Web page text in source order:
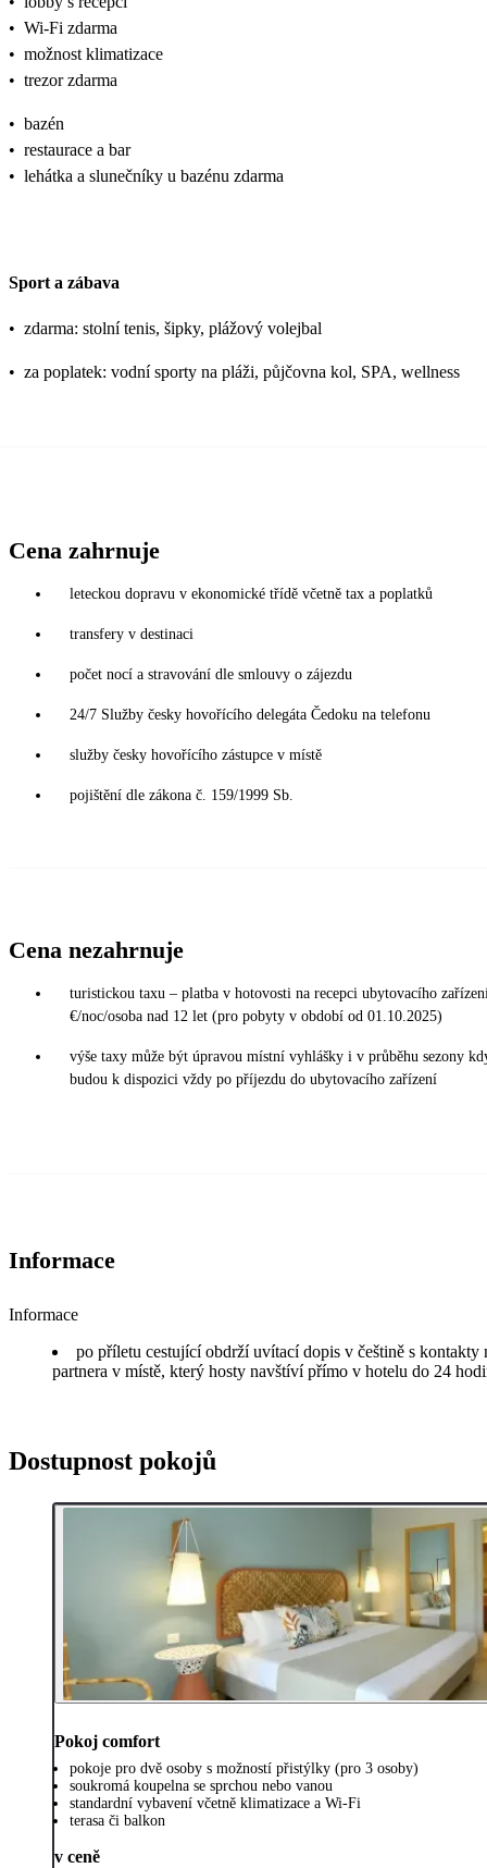
• Wi-Fi zdarma
• možnost klimatizace
• trezor zdarma
• bazén
• restaurace a bar
• lehátka a slunečníky u bazénu zdarma
Sport a zábava
• zdarma: stolní tenis, šipky, plážový volejbal
• za poplatek: vodní sporty na pláži, půjčovna kol, SPA, wellness
Cena zahrnuje
leteckou dopravu v ekonomické třídě včetně tax a poplatků
transfery v destinaci
počet nocí a stravování dle smlouvy o zájezdu
24/7 Služby česky hovořícího delegáta Čedoku na telefonu
služby česky hovořícího zástupce v místě
pojištění dle zákona č. 159/1999 Sb.
Cena nezahrnuje
turistickou taxu – platba v hotovosti na recepci ubytovacího
€/noc/osoba nad 12 let (pro pobyty v období od 01.10.2025)
výše taxy může být úpravou místní vyhlášky i v průběhu sezony
budou k dispozici vždy po příjezdu do ubytovacího zařízení
Informace
Informace
po příletu cestující obdrží uvítací dopis v češtině s kontakty
partnera v místě, který hosty navštíví přímo v hotelu do 24
Dostupnost pokojů
Pokoj comfort
pokoje pro dvě osoby s možností přistýlky (pro 3 osoby)
soukromá koupelna se sprchou nebo vanou
standardní vybavení včetně klimatizace a Wi-Fi
terasa či balkon
v ceně